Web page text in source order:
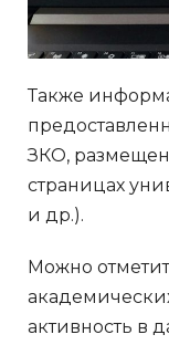
Также
ЗКО,
страницах
и др.).
Можно
активность в